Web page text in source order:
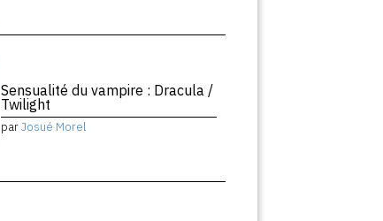
Sensualité du vampire : Dracula /
Twilight
parJosué Morel